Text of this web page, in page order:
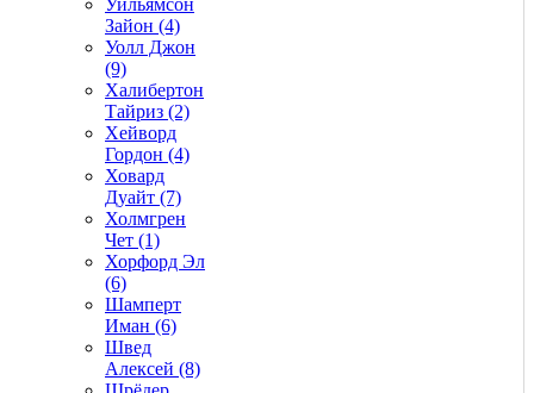
Зайон (4)
Уолл Джон
(9)
Халибертон
Тайриз (2)
Хейворд
Гордон (4)
Ховард
Дуайт (7)
Холмгрен
Чет (1)
Хорфорд Эл
(6)
Шамперт
Иман (6)
Швед
Алексей (8)